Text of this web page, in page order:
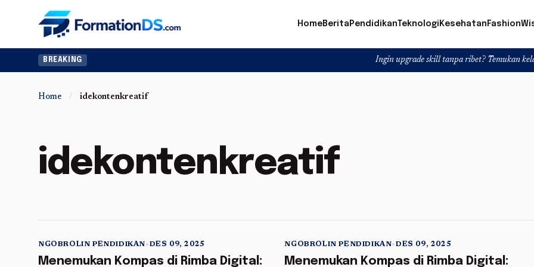
HomeBerita PendidikanTeknologi Kesehatan Fashion
BREAKING Ingin upgrade skill tanpa ribet? Temukan kelas seru dan
Home / idekontenkreatif
idekontenkreatif
5 min read
NGOBROLIN PENDIDIKAN•DES 09, 2025
Menemukan Kompas di Rimba Digital:
5 min read
NGOBROLIN PENDIDIKAN•DES 09, 2025
Menemukan Kompas di Rimba Digital: